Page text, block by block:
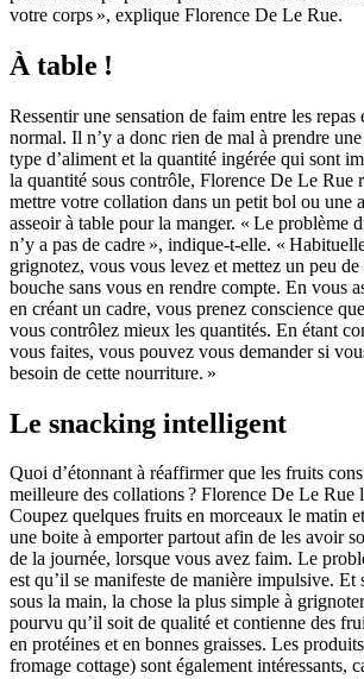
votre corps », explique Florence De Le Rue.
À table !
Ressentir une sensation de faim entre les repas
normal. Il n’y a donc rien de mal à prendre
type d’aliment et la quantité ingérée qui sont
la quantité sous contrôle, Florence De Le Rue
mettre votre collation dans un petit bol ou une
asseoir à table pour la manger. « Le problème
n’y a pas de cadre », indique-t-elle. «
grignotez, vous vous levez et mettez un peu
bouche sans vous en rendre compte. En vous
en créant un cadre, vous prenez conscience
vous contrôlez mieux les quantités. En étant
vous faites, vous pouvez vous demander si
besoin de cette nourriture. »
Le snacking intelligent
Quoi d’étonnant à réaffirmer que les fruits
meilleure des collations ? Florence De Le Rue
Coupez quelques fruits en morceaux le matin
une boite à emporter partout afin de les avoir
de la journée, lorsque vous avez faim. Le
est qu’il se manifeste de manière impulsive. Et
sous la main, la chose la plus simple à
pourvu qu’il soit de qualité et contienne des
en protéines et en bonnes graisses. Les
fromage cottage) sont également intéressants,